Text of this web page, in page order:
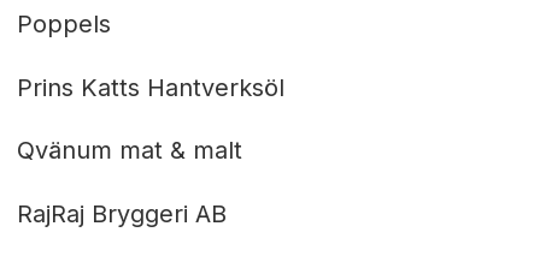
Poppels
Prins Katts Hantverksöl
Qvänum mat & malt
RajRaj Bryggeri AB